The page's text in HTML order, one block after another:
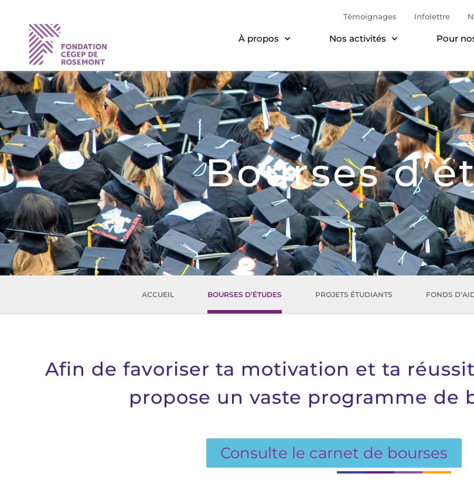
Témoignages Infolettre
À propos Nos activités Pour
Bourses
ACCUEIL BOURSES D’ÉTUDES PROJETS ÉTUDIANTS FONDS
Afin de favoriser ta motivation et ta
propose un vaste programme de
Consulte le carnet de bourses